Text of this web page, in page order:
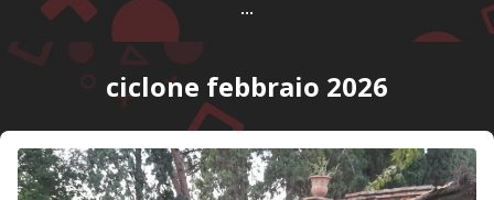
...
ciclone febbraio 2026